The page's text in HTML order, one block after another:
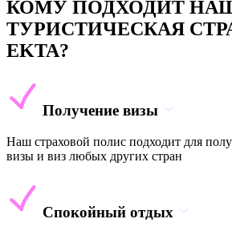
КОМУ ПОДХОДИТ
ТУРИСТИЧЕСКАЯ
EKTA?
Получение визы
Наш страховой полис подходит для
визы и виз любых других стран
Спокойный отдых